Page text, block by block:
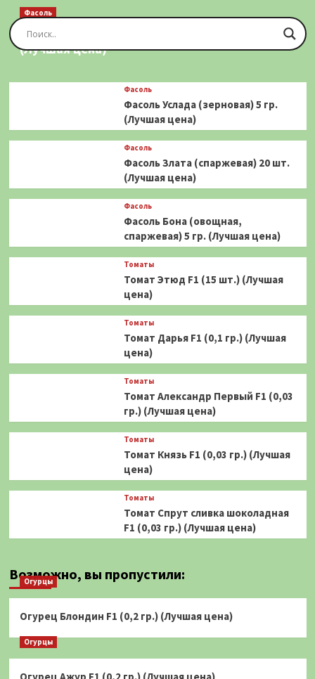
Фасоль
Фасоль Золотая Сакса (спаржевая) 20 шт.
(Лучшая цена)
Фасоль
Фасоль Услада (зерновая) 5 гр.
(Лучшая цена)
Фасоль
Фасоль Злата (спаржевая) 20 шт.
(Лучшая цена)
Фасоль
Фасоль Бона (овощная,
спаржевая) 5 гр. (Лучшая цена)
Томаты
Томат Этюд F1 (15 шт.) (Лучшая
цена)
Томаты
Томат Дарья F1 (0,1 гр.) (Лучшая
цена)
Томаты
Томат Александр Первый F1 (0,03
гр.) (Лучшая цена)
Томаты
Томат Князь F1 (0,03 гр.) (Лучшая
цена)
Томаты
Томат Спрут сливка шоколадная
F1 (0,03 гр.) (Лучшая цена)
Возможно, вы пропустили:
Огурцы
Огурец Блондин F1 (0,2 гр.) (Лучшая цена)
Огурцы